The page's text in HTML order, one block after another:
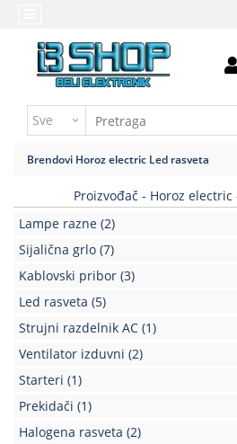
Baterija,punjač
Elektromehaničke
komponente
Elektronske
komponente
aktivne
Elektronske
komponente
Kablovi
Brendovi
Uputstvo
kupovinu
slanja
Brendovi Horoz electric Led rasveta
Proizvođač - Horoz
Lampe razne (2)
Sijalična grlo (7)
Kablovski pribor (3)
Led rasveta (5)
Strujni razdelnik AC (1)
Ventilator izduvni (2)
Starteri (1)
Prekidači (1)
Halogena rasveta (2)